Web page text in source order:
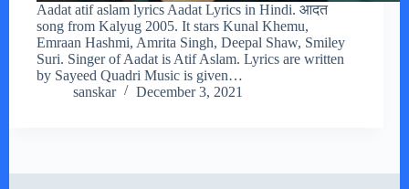
Aadat atif aslam lyrics Aadat Lyrics in Hindi. आदत
song from Kalyug 2005. It stars Kunal Khemu,
Emraan Hashmi, Amrita Singh, Deepal Shaw, Smiley
Suri. Singer of Aadat is Atif Aslam. Lyrics are written
by Sayeed Quadri Music is given…
sanskar
December 3, 2021